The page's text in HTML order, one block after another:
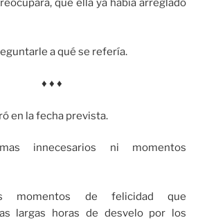
que ella ya había arreglado
a qué se refería.
♦ ♦ ♦
en la fecha prevista.
innecesarios ni momentos
momentos de felicidad que
largas horas de desvelo por los